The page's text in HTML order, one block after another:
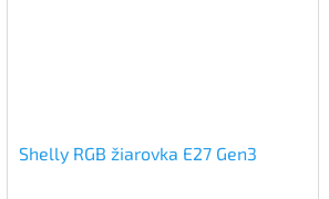
Shelly RGB žiarovka E27 Gen3